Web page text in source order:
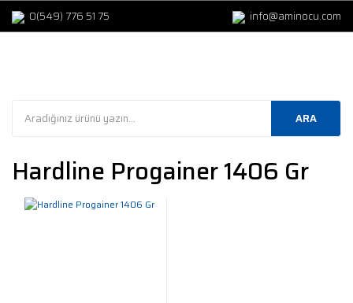
0(549) 776 51 75 info@aminocu.com
ARA
Hardline Progainer 1406 Gr